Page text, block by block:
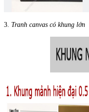
3. Tranh canvas có khung lớn